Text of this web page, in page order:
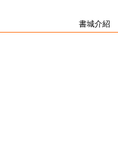
書城介紹